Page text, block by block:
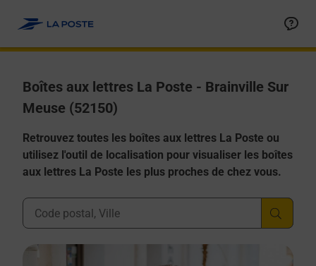
Boîtes aux lettres La Poste - Brainville Sur
Meuse (52150)
Retrouvez toutes les boîtes aux lettres La Poste ou
utilisez l'outil de localisation pour visualiser les boîtes
aux lettres La Poste les plus proches de chez vous.
Ville, Département, Code Postal